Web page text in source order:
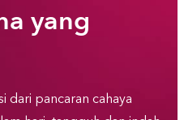
yang
dari pancaran cahaya